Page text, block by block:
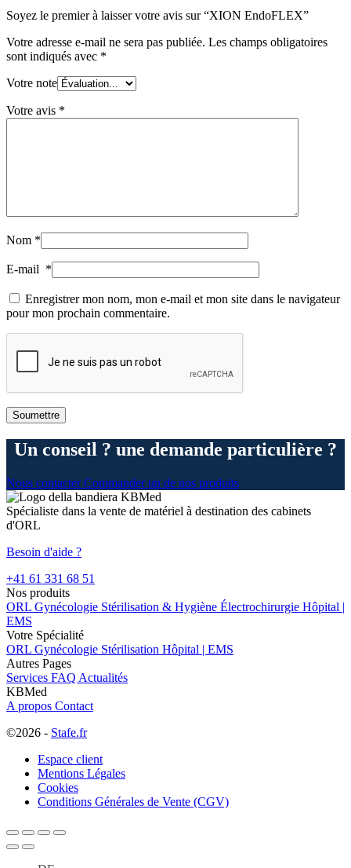
Soyez le premier à laisser votre avis sur “XION EndoFLEX”
Votre adresse e-mail ne sera pas publiée. Les champs obligatoires
sont indiqués avec *
Votre note
Votre avis *
Nom *
E-mail *
Enregistrer mon nom, mon e-mail et mon site dans le navigateur
pour mon prochain commentaire.
Un conseil ? une demande particulière ?
Nous contacter Commander un de nos produits
Spécialiste dans la vente de matériel à destination des cabinets
d'ORL
Besoin d'aide ?
+41 61 331 68 51
Nos produits
ORL Gynécologie Stérilisation & Hygiène Électrochirurgie Hôpital |
EMS
Votre Spécialité
ORL Gynécologie Stérilisation Hôpital | EMS
Autres Pages
Services FAQ Actualités
KBMed
A propos Contact
©2026 - Stafe.fr
Espace client
Mentions Légales
Cookies
Conditions Générales de Vente (CGV)